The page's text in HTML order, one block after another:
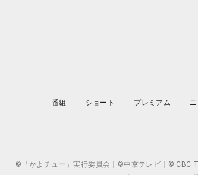
番組 ショート プレミアム
©「かよチュー」実行委員会｜©中京テレビ｜© CBC